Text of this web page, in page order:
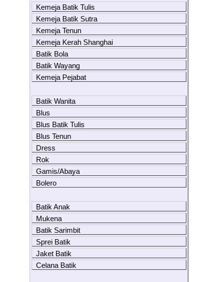
Kemeja Batik Tulis
Kemeja Batik Sutra
Kemeja Tenun
Kemeja Kerah Shanghai
Batik Bola
Batik Wayang
Kemeja Pejabat
Batik Wanita
Blus
Blus Batik Tulis
Blus Tenun
Dress
Rok
Gamis/Abaya
Bolero
Batik Anak
Mukena
Batik Sarimbit
Sprei Batik
Jaket Batik
Celana Batik